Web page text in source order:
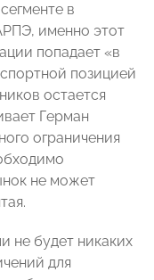
в
именно этот
попадает «в
позицией
остается
Герман
ограничения
не может
не будет никаких
для